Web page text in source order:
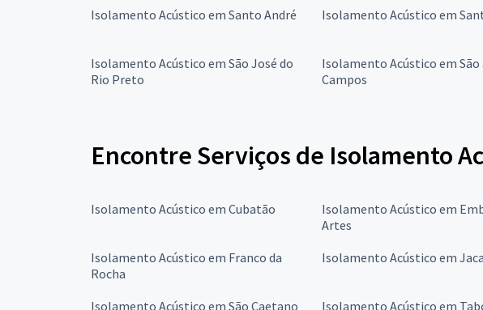
Isolamento Acústico em Santo André
Isolamento Acústico em
Isolamento Acústico em São José do
Rio Preto
Isolamento Acústico em São
Campos
Encontre Serviços de Isolamento
Isolamento Acústico em Cubatão
Isolamento Acústico em
Artes
Isolamento Acústico em Franco da
Rocha
Isolamento Acústico em
Isolamento Acústico em São Caetano Isolamento Acústico em